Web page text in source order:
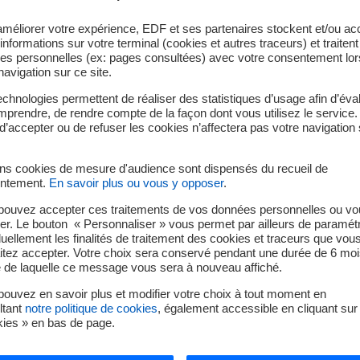
saisies dans ce formulaire pour le traitement de
MENTIONS LÉGALES INFORMATIQUE ET LIBERTÉS
dit Règlement général pour la protection des données
et aux libertés, les données à caractère personnel
à la Protection des données (DPO) d’EDF. Elles sont
site EDF peuvent l’être pour différentes finalités, selon les
votre expérience, EDF et ses partenaires stockent et/ou
sur votre terminal (cookies et autres traceurs) et
personnelles (ex: pages consultées) avec votre consentement
sur ce site.
permettent de réaliser des statistiques d’usage afin
de rendre compte de la façon dont vous utilisez le service.
ou de refuser les cookies n’affectera pas votre navigation
cookies de mesure d'audience sont dispensés du recueil de
En savoir plus ou vous y opposer.
accepter ces traitements de vos données personnelles ou
Le bouton « Personnaliser » vous permet par ailleurs de
les finalités de traitement des cookies et traceurs que vous
accepter. Votre choix sera conservé pendant une durée de 6
de laquelle ce message vous sera à nouveau affiché.
en savoir plus et modifier votre choix à tout moment en
notre politique de cookies, également accessible en cliquant sur
» en bas de page.